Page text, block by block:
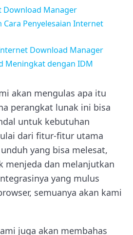
Download Manager
Penyelesaian Internet
Download Manager
Meningkat dengan IDM
akan mengulas apa itu
perangkat lunak ini bisa
untuk kebutuhan
dari fitur-fitur utama
yang bisa melesat,
menjeda dan melanjutkan
yang mulus
semuanya akan kami
juga akan membahas